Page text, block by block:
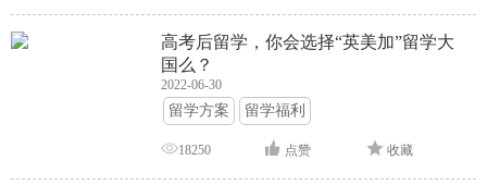
高考后留学，你会选择“英美加”留学大
国么？
2022-06-30
留学方案 留学福利
18250 点赞 收藏